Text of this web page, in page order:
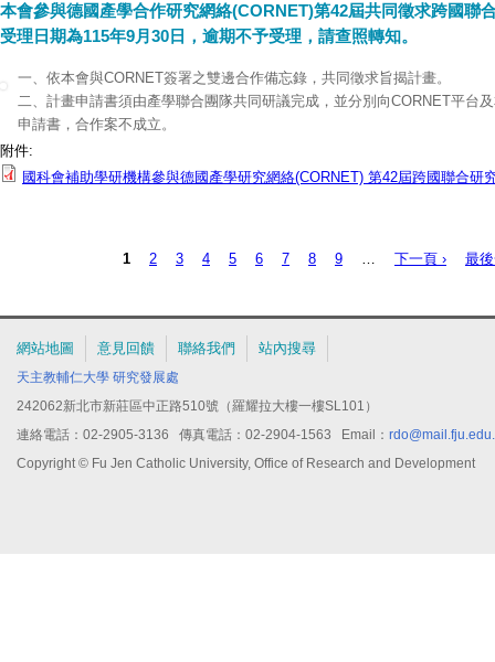
本會參與德國產學合作研究網絡(CORNET)第42屆共同徵求跨國聯
受理日期為115年9月30日，逾期不予受理，請查照轉知。
一、依本會與CORNET簽署之雙邊合作備忘錄，共同徵求旨揭計畫。
二、計畫申請書須由產學聯合團隊共同研議完成，並分別向CORNET平台
申請書，合作案不成立。
三、獲選計畫執行期程預訂自2027年7月1日開始，為期2年，我方以雙邊協
畫方式補助。未獲補助案件恕不受理申覆。
附件:
國科會補助學研機構參與德國產學研究網絡(CORNET) 第42屆跨國聯合研
1 2 3 4 5 6 7 8 9 下一頁 › 最
網站地圖 意見回饋 聯絡我們 站內搜尋
天主教輔仁大學 研究發展處
242062新北市新莊區中正路510號（羅耀拉大樓一樓SL101）
連絡電話：02-2905-3136 傳真電話：02-2904-1563 Email：
Copyright © Fu Jen Catholic University, Office of Research and Development